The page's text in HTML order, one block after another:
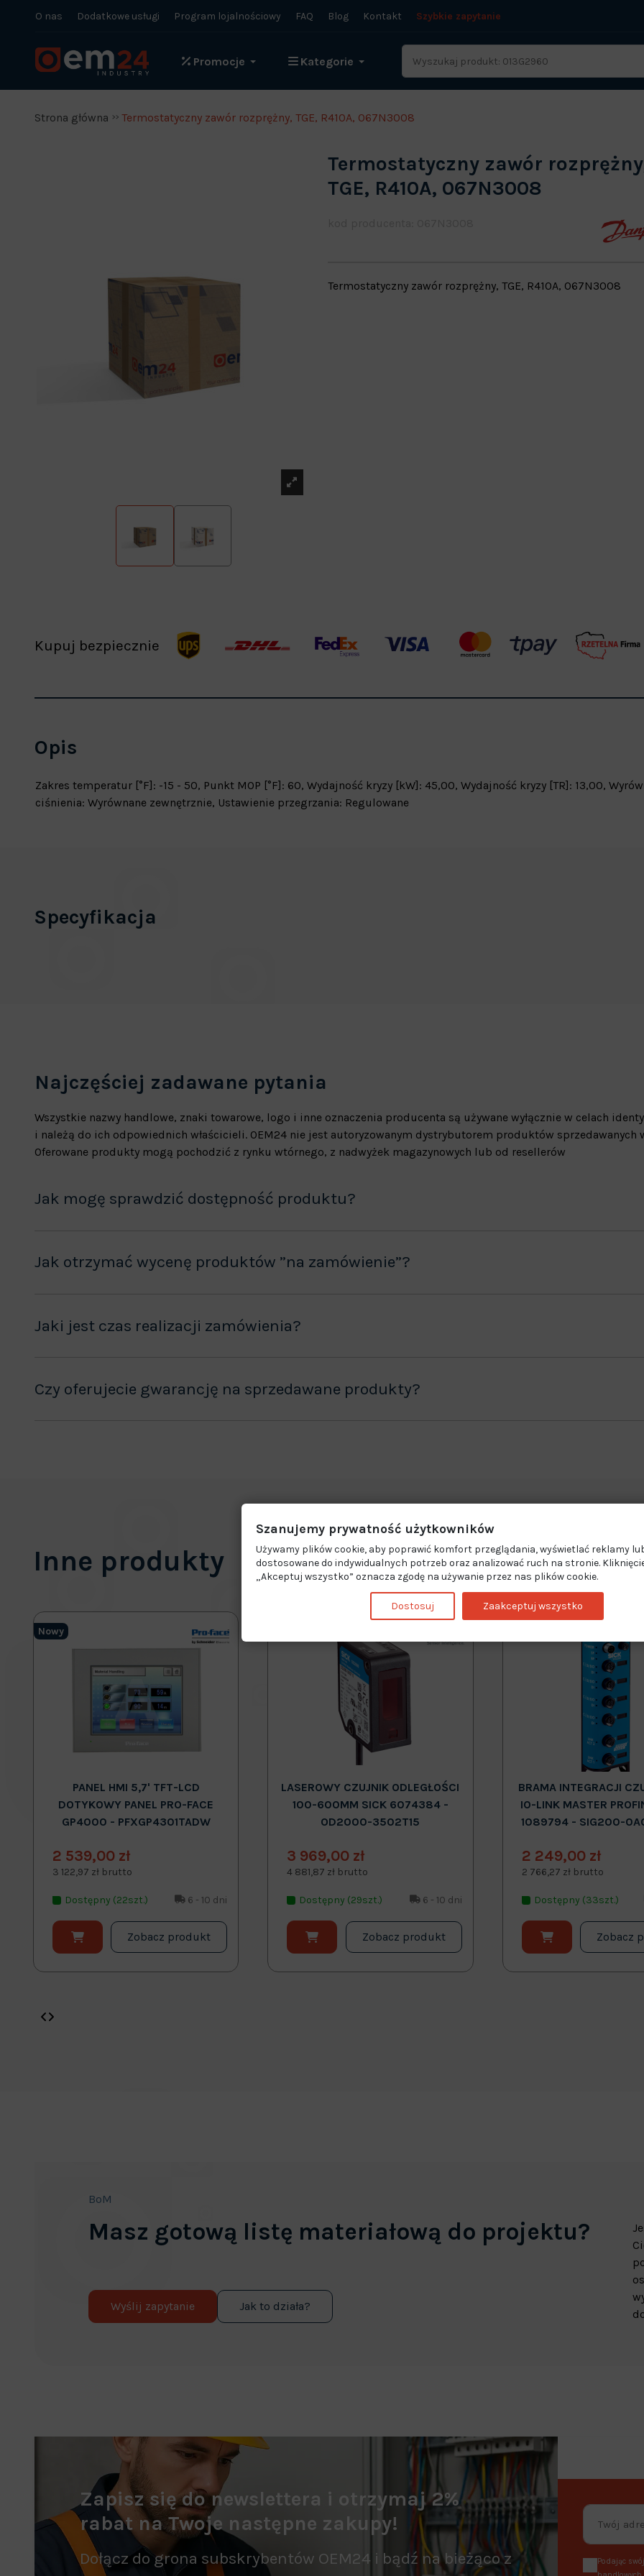
O nas Dodatkowe usługi Program lojalnościowy FAQ Blog Kontakt Szybkie zapytanie
Promocje Kategorie
Strona główna Termostatyczny zawór rozprężny, TGE, R410A, 067N3008
Termostatyczny zawór
TGE, R410A, 067N3008
Termostatyczny zawór rozprężny, TGE, R410A, 067N3008
Kupuj bezpiecznie
Opis
Zakres temperatur [°F]: -15 - 50, Punkt MOP [°F]: 60, Wydajność kryzy [kW]: 45,00, Wydajność kryzy [TR]: 13,00,
ciśnienia: Wyrównane zewnętrznie, Ustawienie przegrzania: Regulowane
Specyfikacja
Najczęściej zadawane pytania
Wszystkie nazwy handlowe, znaki towarowe, logo i inne oznaczenia producenta są używane wyłącznie w celach
i należą do ich odpowiednich właścicieli. OEM24 nie jest autoryzowanym dystrybutorem produktów sprzedawanych
Oferowane produkty mogą pochodzić z rynku wtórnego, z nadwyżek magazynowych lub od resellerów
Jak mogę sprawdzić dostępność produktu?
Jak otrzymać wycenę produktów ”na zamówienie”?
Jaki jest czas realizacji zamówienia?
Czy oferujecie gwarancję na sprzedawane produkty?
Inne produkty
Nowy
PANEL HMI 5,7' TFT-LCD
DOTYKOWY PANEL PRO-FACE
GP4000 - PFXGP4301TADW
2 539,00 zł
3 122,97 zł brutto
Dostępny (22szt.) 6 - 10 dni
Zobacz produkt
LASEROWY CZUJNIK ODLEGŁOŚCI
100-600MM SICK 6074384 -
OD2000-3502T15
3 969,00 zł
4 881,87 zł brutto
Dostępny (29szt.) 6 - 10 dni
Zobacz produkt
BRAMA INTEGRACJI
IO-LINK MASTER
1089794 - SIG200-
2 249,00 zł
2 766,27 zł brutto
Dostępny (33szt.)
Zobacz
BoM
Masz gotową listę materiałową do projektu?
Wyślij zapytanie Jak to działa?
Zapisz się do newslettera i otrzymaj 2%
rabat na Twoje następne zakupy!
Dołącz do grona subskrybentów OEM24 i bądź na bieżąco z
Podając
Szanujemy prywatność użytkowników
Używamy plików cookie, aby poprawić komfort przeglądania, wyświetlać reklamy
dostosowane do indywidualnych potrzeb oraz analizować ruch na stronie.
„Akceptuj wszystko” oznacza zgodę na używanie przez nas plików cookie.
Dostosuj Zaakceptuj wszystko